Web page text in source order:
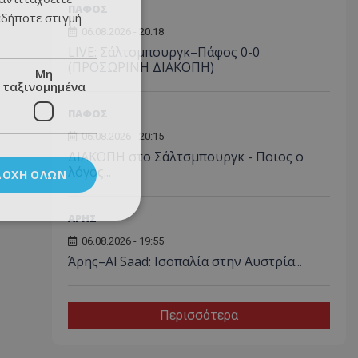
06.08.2026 - 20:18
LIVE: Σάλτσμπουργκ–Πάφος 0-0
(ΠΡΟΣΩΡΙΝΗ ΔΙΑΚΟΠΗ)
06.08.2026 - 20:15
ΔΙΑΚΟΠΗ στο Σάλτσμπουργκ - Ποιος ο
λόγος...
ΑΡΗΣ
06.08.2026 - 19:55
Άρης–Al Saad: Ισοπαλία στην Αυστρία...
Περισσότερα
στιγμή
Μη
ταξινομημένα
ΌΛΩΝ